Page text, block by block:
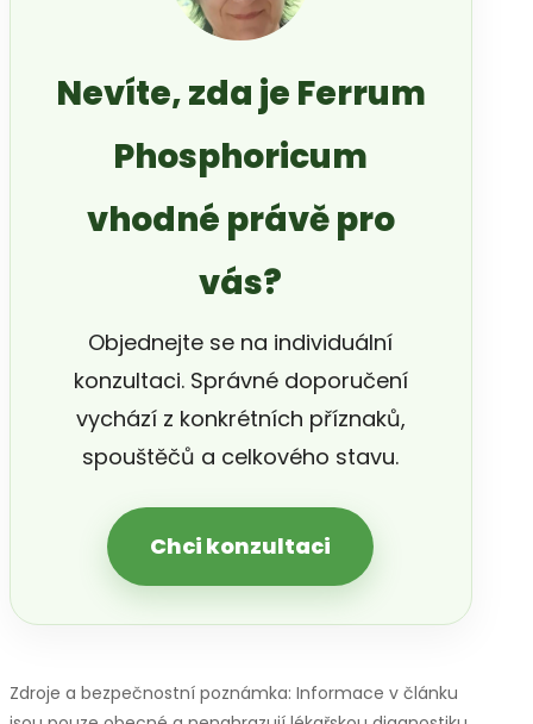
Nevíte, zda je Ferrum
Phosphoricum
vhodné právě pro
vás?
Objednejte se na individuální
konzultaci. Správné doporučení
vychází z konkrétních příznaků,
spouštěčů a celkového stavu.
Chci konzultaci
Zdroje a bezpečnostní poznámka: Informace v článku